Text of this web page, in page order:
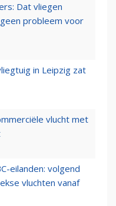
Dat vliegen
probleem voor
in Leipzig zat
vlucht met
eilanden: volgend
vluchten vanaf